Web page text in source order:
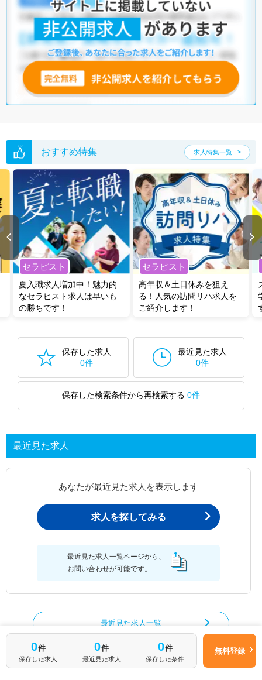
おすすめ特集 求人特集一覧
セラピスト
夏入職求人増加中！魅力的
なセラピスト求人は早いも
の勝ちです！
セラピスト
高年収＆土日休みを狙え
る！人気の訪問リハ求人を
ご紹介します！
保存した求人
0件
最近見た求人
0件
保存した検索条件から再検索する 0件
最近見た求人
あなたが最近見た求人を表示します
求人を探してみる
最近見た求人一覧ページから、
お問い合わせが可能です。
最近見た求人一覧
0件
保存した求人
0件
最近見た求人
0件
保存した条件
無料登録